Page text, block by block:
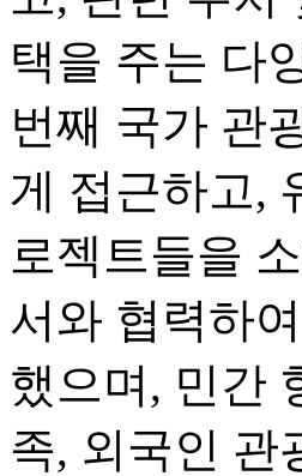
택을 주는 다
번째 국가 관
게 접근하고,
로젝트들을
서와 협력하
했으며, 민간
족, 외국인 관